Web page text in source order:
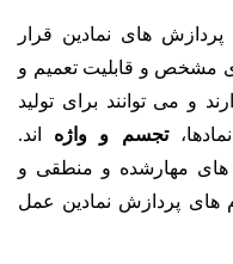
های نمادین قرار
مشخص و قابلیت تعمیم و
و می توانند برای تولید
تجسم و واژه اند.
های مهارشده و منطقی و
های پردازش نمادین عمل